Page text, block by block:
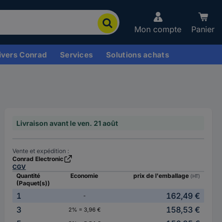
Mon compte Panier
Conrad Services Solutions achats
Livraison avant le ven. 21 août
Vente et expédition :
Conrad Electronic
CGV
Quantité
(Paquet(s))
Economie prix de l'emballage (HT)
1 -
162,49 €
3
2% = 3,96 €
158,53 €